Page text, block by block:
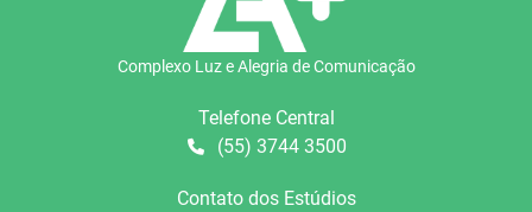
Complexo Luz e Alegria de Comunicação
Telefone Central
(55) 3744 3500
Contato dos Estúdios